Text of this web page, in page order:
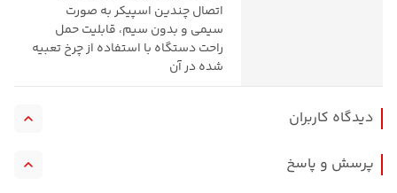
اتصال چندین اسپیکر به صورت
سیمی و بدون سیم، قابلیت حمل
راحت دستگاه با استفاده از چرخ تعبیه
شده در آن
دیدگاه کاربران
امتیاز کاربران
پرسش و پاسخ